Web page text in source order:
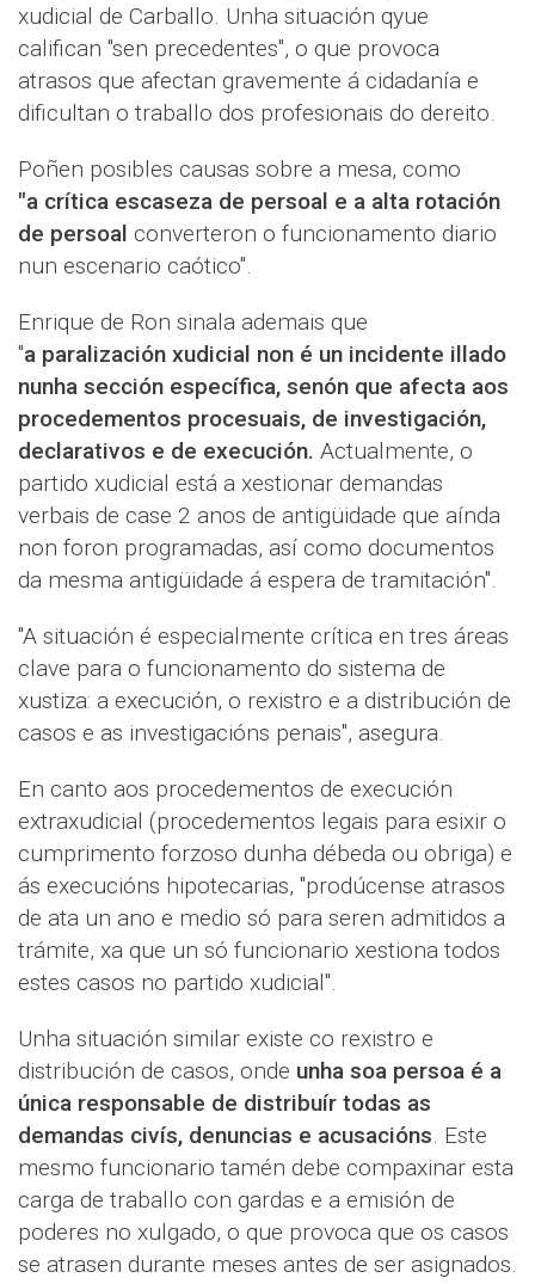
xudicial de Carballo. Unha situación qyue
califican "sen precedentes", o que provoca
atrasos que afectan gravemente á cidadanía e
dificultan o traballo dos profesionais do dereito.
Poñen posibles causas sobre a mesa, como
"a crítica escaseza de persoal e a alta rotación
de persoal converteron o funcionamento diario
nun escenario caótico".
Enrique de Ron sinala ademais que
"a paralización xudicial non é un incidente illado
nunha sección específica, senón que afecta aos
procedementos procesuais, de investigación,
declarativos e de execución. Actualmente, o
partido xudicial está a xestionar demandas
verbais de case 2 anos de antigüidade que aínda
non foron programadas, así como documentos
da mesma antigüidade á espera de tramitación".
"A situación é especialmente crítica en tres áreas
clave para o funcionamento do sistema de
xustiza: a execución, o rexistro e a distribución de
casos e as investigacións penais", asegura.
En canto aos procedementos de execución
extraxudicial (procedementos legais para esixir o
cumprimento forzoso dunha débeda ou obriga) e
ás execucións hipotecarias, "prodúcense atrasos
de ata un ano e medio só para seren admitidos a
trámite, xa que un só funcionario xestiona todos
estes casos no partido xudicial".
Unha situación similar existe co rexistro e
distribución de casos, onde unha soa persoa é a
única responsable de distribuír todas as
demandas civís, denuncias e acusacións. Este
mesmo funcionario tamén debe compaxinar esta
carga de traballo con gardas e a emisión de
poderes no xulgado, o que provoca que os casos
se atrasen durante meses antes de ser asignados.